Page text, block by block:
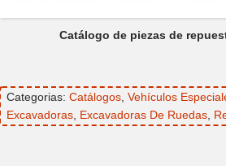
Catálogo de piezas de
Categorias: Catálogos Vehículos
Excavadoras Excavadoras De Ruedas